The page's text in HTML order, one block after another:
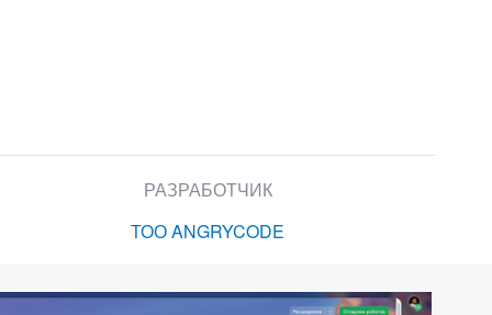
РАЗРАБОТЧИК
ТОО ANGRYCODE